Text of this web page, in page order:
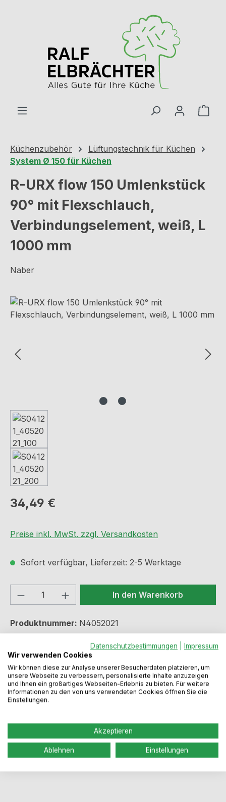
Küchenzubehör
Lüftungstechnik für Küchen
System Ø 150 für Küchen
R-URX flow 150 Umlenkstück
90° mit Flexschlauch,
Verbindungselement, weiß, L
1000 mm
Naber
Bildergalerie überspringen
Regulärer Preis:
34,49 €
Preise inkl. MwSt. zzgl. Versandkosten
Sofort verfügbar, Lieferzeit: 2-5 Werktage
Produkt Anzahl: Gib denIn den Warenkorb
Produktnummer: N4052021
Beschreibung
Dunstabzugshauben Umlenkstück zur Verbindung
der Abzugshaube mit dem Abluftkanal.1 m
Flexschlauch2 SchlauchklemmenØ 150 mm
Dokumente / Videos
Bewertungen
Datenschutzbestimmungen
Impressum
Wir verwenden Cookies
Wir können diese zur Analyse unserer Besucherdaten platzieren, um
unsere Webseite zu verbessern, personalisierte Inhalte anzuzeigen
und Ihnen ein großartiges Webseiten-Erlebnis zu bieten. Für weitere
Informationen zu den von uns verwendeten Cookies öffnen Sie die
Einstellungen.
Akzeptieren
Ablehnen Einstellungen